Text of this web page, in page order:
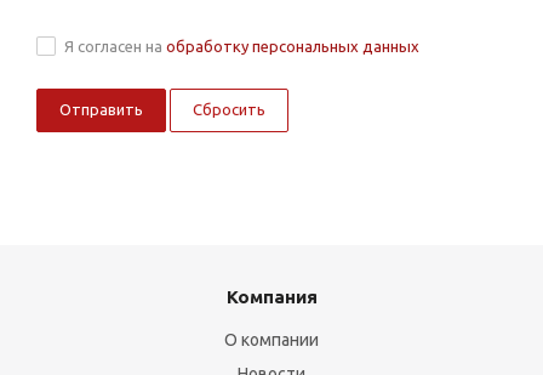
Я согласен на обработку персональных данных
Сбросить
Компания
О компании